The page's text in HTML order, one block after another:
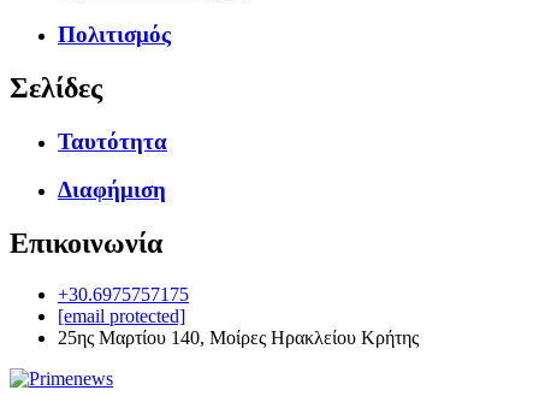
Πολιτισμός
Σελίδες
Ταυτότητα
Διαφήμιση
Επικοινωνία
+30.6975757175
[email protected]
25ης Μαρτίου 140, Μοίρες Ηρακλείου Κρήτης